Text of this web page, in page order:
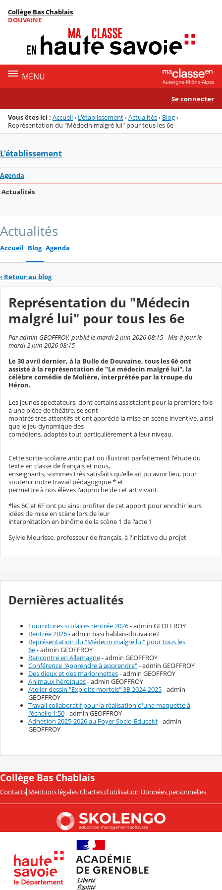
Menu de la rubrique
Contenu
Collège Bas Chablais
DOUVAINE
MENU
Se connecter
Vous êtes ici : Accueil› L'établissement›Actualités› Blog›
Représentation du "Médecin malgré lui" pour tous les 6e
L'établissement
Agenda
Actualités
Actualités
Accueil Blog Agenda
‹ Retour au blog
Représentation du "Médecin
malgré lui" pour tous les 6e
Par admin GEOFFROY, publié le mardi 2 juin 2026 08:15 - Mis à jour le
mardi 2 juin 2026 08:15
Le 30 avril dernier, à la Bulle de Douvaine, tous les 6è ont
assisté à la représentation de "Le médecin malgré lui", la
célèbre comédie de Molière, interprétée par la troupe du
Héron.
Les jeunes spectateurs, dont certains assistaient pour la première fois
à une pièce de théâtre, se sont
montrés très attentifs et ont apprécié la mise en scène inventive, ainsi
que le jeu dynamique des
comédiens, adaptés tout particulièrement à leur niveau.
Cette sortie scolaire anticipait ou illustrait parfaitement l'étude du
texte en classe de français et nous,
enseignants, sommes très satisfaits qu'elle ait pu avoir lieu, pour
soutenir notre travail pédagogique * et
permettre à nos élèves l'approche de cet art vivant.
*les 6C et 6F ont pu ainsi profiter de cet apport pour enrichir leurs
idées de mise en scène lors de leur
interprétation en binôme de la scène 1 de l'acte 1
Sylvie Meurisse, professeur de français, à l'initiative du projet
Dernières actualités
Fournitures scolaires rentrée 2026- admin GEOFFROY
Rentrée 2026- admin baschablais-douvaine2
Représentation du "Médecin malgré lui" pour tous les
6e- admin GEOFFROY
Rencontre en Allemagne- admin GEOFFROY
Conférence "Apprendre à apprendre"- admin GEOFFROY
Des dieux et des marionnettes- admin GEOFFROY
Animaux héroïques- admin GEOFFROY
Atelier dessin "Exploits mortels" 3B 2024-2025- admin
GEOFFROY
Travail collaboratif pour la réalisation d'une maquette à
l'échelle 1:50- admin GEOFFROY
Adhésion 2025-2026 au Foyer Socio-Educatif- admin
GEOFFROY
Collège Bas Chablais
Contacts Mentions légales Chartes d'utilisation Données personnelles